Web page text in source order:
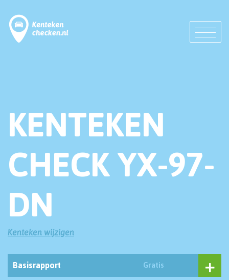
KENTEKEN
CHECK YX-97-
DN
Kenteken wijzigen
Basisrapport Gratis